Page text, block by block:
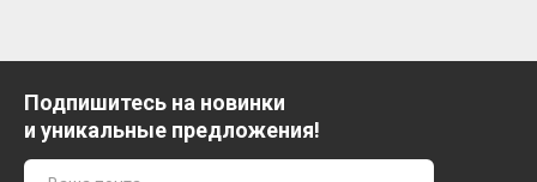
Подпишитесь на новинки
и уникальные предложения!